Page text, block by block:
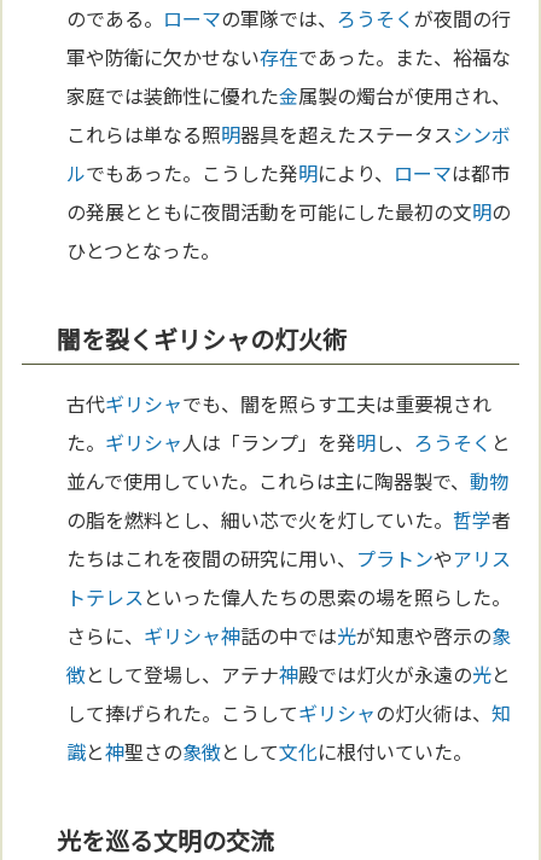
のである。 ローマの軍隊では、 ろうそくが夜間の行
軍や防衛に欠かせない存在であった。また、裕福な
家庭では装飾性に優れた金属製の燭台が使用され、
これらは単なる照明器具を超えたステータスシンボ
ルでもあった。こうした発明により、 ローマは都市
の発展とともに夜間活動を可能にした最初の文明の
ひとつとなった。
闇を裂くギリシャの灯火術
古代ギリシャでも、闇を照らす工夫は重要視され
た。 ギリシャ人は「ランプ」を発明し、 ろうそく と
並んで使用していた。これらは主に陶器製で、動物
の脂を燃料とし、細い芯で火を灯していた。 哲学者
たちはこれを夜間の研究に用い、 プラトンやアリス
トテレスといった偉人たちの思索の場を照らした。
さらに、 ギリシャ神話の中では光が知恵や啓示の象
徴として登場し、アテナ神殿では灯火が永遠の光と
して捧げられた。こうしてギリシャの灯火術は、知
識と神聖さの象徴として文化に根付いていた。
光を巡る文明の交流